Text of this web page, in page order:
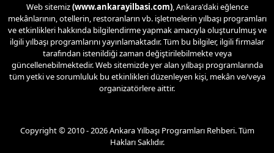
Web sitemiz(www.ankarayilbasi.com), Ankara'daki eğlence
mekânlarının, otellerin, restoranların vb. işletmelerin yılbaşı programları
ve etkinlikleri hakkında bilgilendirme yapmak amacıyla oluşturulmuş ve
ilgili yılbaşı programlarını yayınlamaktadır. Tüm bu bilgiler, ilgili firmalar
tarafından istenildiği zaman değiştirilebilmekte veya
güncellenebilmektedir. Web sitemizde yer alan yılbaşı programlarında
tüm yetki ve sorumluluk bu etkinlikleri düzenleyen kişi, mekân ve/veya
organizatörlere aittir.
Copyright © 2010 - 2026 Ankara Yılbaşı Programları Rehberi. Tüm
Hakları Saklıdır.